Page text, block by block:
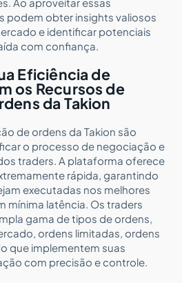
Ao aproveitar essas
podem obter insights valiosos
e identificar potenciais
com confiança.
Eficiência de
os Recursos de
da Takion
de ordens da Takion são
o processo de negociação e
traders. A plataforma oferece
rápida, garantindo
executadas nos melhores
mínima latência. Os traders
gama de tipos de ordens,
ordens limitadas, ordens
que implementem suas
com precisão e controle.